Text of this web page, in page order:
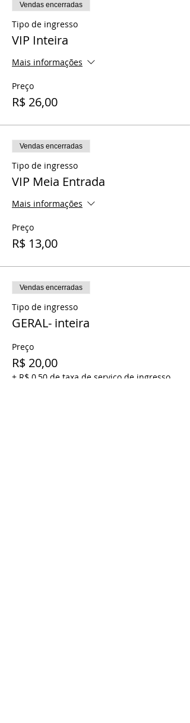
Vendas encerradas
Tipo de ingresso
VIP Inteira
Mais informações
Preço
R$ 26,00
Vendas encerradas
Tipo de ingresso
VIP Meia Entrada
Mais informações
Preço
R$ 13,00
Vendas encerradas
Tipo de ingresso
GERAL- inteira
Preço
R$ 20,00
+ R$ 0,50 de taxa de serviço de ingresso